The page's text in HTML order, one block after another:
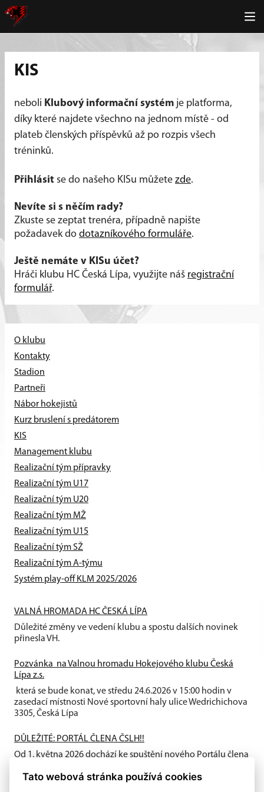
KIS
neboli Klubový informační systém je platforma,
díky které najdete všechno na jednom místě - od
plateb členských příspěvků až po rozpis všech
tréninků.
Přihlásit se do našeho KISu můžete zde.
Nevíte si s něčím rady?
Zkuste se zeptat trenéra, případně napište
požadavek do dotazníkového formuláře.
Ještě nemáte v KISu účet?
Hráči klubu HC Česká Lípa, využijte náš registrační
formulář.
O klubu
Kontakty
Stadion
Partneři
Nábor hokejistů
Kurz bruslení s predátorem
KIS
Management klubu
Realizační tým přípravky
Realizační tým U17
Realizační tým U20
Realizační tým MŽ
Realizační tým U15
Realizační tým SŽ
Realizační tým A-týmu
Systém play-off KLM 2025/2026
VALNÁ HROMADA HC ČESKÁ LÍPA
Důležité změny ve vedení klubu a spostu dalších novinek
přinesla VH.
Pozvánka na Valnou hromadu Hokejového klubu Česká
Lípa z.s.
která se bude konat, ve středu 24.6.2026 v 15:00 hodin v
zasedací místnosti Nové sportovní haly ulice Wedrichichova
3305, Česká Lípa
DŮLEŽITÉ: PORTÁL ČLENA ČSLH!!
Od 1. května 2026 dochází ke spuštění nového Portálu člena
osob...
Tato webová stránka používá cookies